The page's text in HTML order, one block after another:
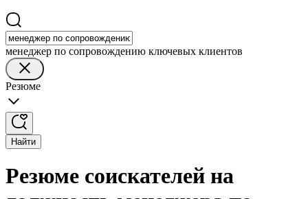
менеджер по сопровождению ключевых клиентов
Резюме
Найти
Резюме соискателей на